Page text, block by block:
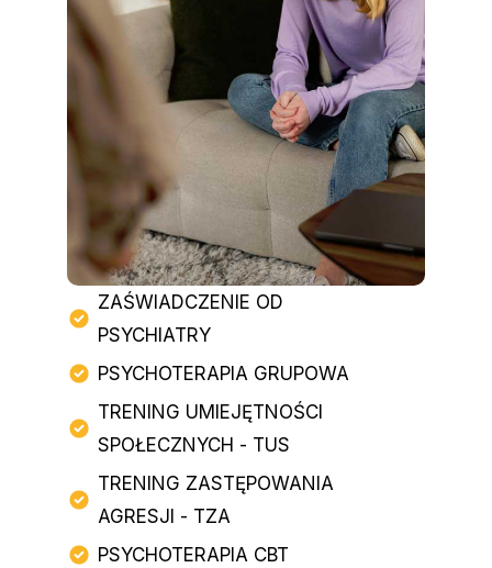
ZAŚWIADCZENIE OD
PSYCHIATRY
PSYCHOTERAPIA GRUPOWA
TRENING UMIEJĘTNOŚCI
SPOŁECZNYCH - TUS
TRENING ZASTĘPOWANIA
AGRESJI - TZA
PSYCHOTERAPIA CBT